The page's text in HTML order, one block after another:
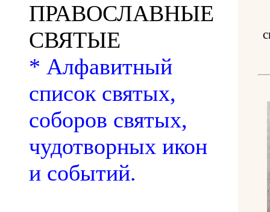
ПРАВОСЛАВНЫЕ
СВЯТЫЕ
* Алфавитный
список святых,
соборов святых,
чудотворных икон
и событий.